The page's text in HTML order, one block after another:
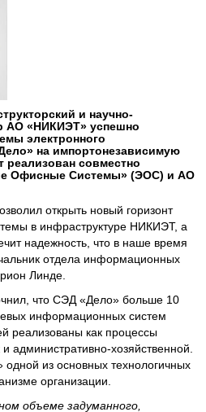
и научно-
АО «НИКИЭТ» успешно
электронного
на импортонезависимую
совместно
Офисные Системы» (ЭОС) и АО
открыть новый горизонт
в инфраструктуре НИКИЭТ, а
надежность, что в наше время
отдела информационных
Линде.
что СЭД «Дело» больше 10
информационных систем
реализованы как процессы
административно-хозяйственной.
из основных технологичных
организации.
объеме задуманного,